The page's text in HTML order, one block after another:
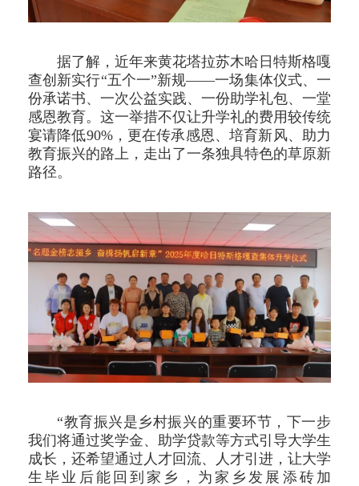
据了解，近年来黄花塔拉苏木哈日特斯格嘎
查创新实行“五个一”新规——一场集体仪式、一
份承诺书、一次公益实践、一份助学礼包、一堂
感恩教育。这一举措不仅让升学礼的费用较传统
宴请降低90%，更在传承感恩、培育新风、助力
教育振兴的路上，走出了一条独具特色的草原新
路径。
“教育振兴是乡村振兴的重要环节，下一步
我们将通过奖学金、助学贷款等方式引导大学生
成长，还希望通过人才回流、人才引进，让大学
生毕业后能回到家乡，为家乡发展添砖加